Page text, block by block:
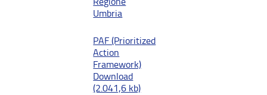
Umbria
PAF (Prioritized
Action
Framework)
Download
(2.041,6 kb)